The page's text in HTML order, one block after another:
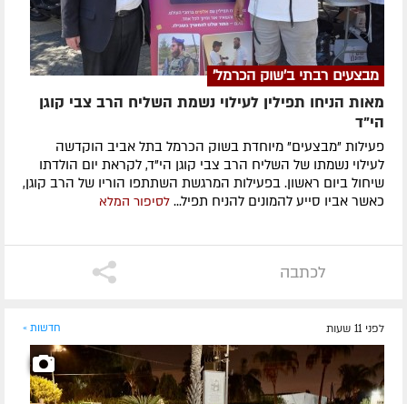
מבצעים רבתי ב'שוק הכרמל'
מאות הניחו תפילין לעילוי נשמת השליח הרב צבי קוגן
הי”ד
פעילות "מבצעים" מיוחדת בשוק הכרמל בתל אביב הוקדשה
לעילוי נשמתו של השליח הרב צבי קוגן הי"ד, לקראת יום הולדתו
שיחול ביום ראשון. בפעילות המרגשת השתתפו הוריו של הרב קוגן,
כאשר אביו סייע להמונים להניח תפיל... לסיפור המלא
לכתבה
לפני 11 שעות חדשות »